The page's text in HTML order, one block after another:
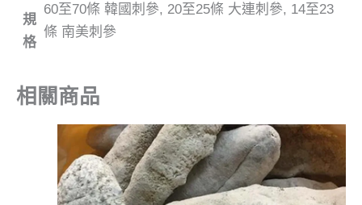
規
格
60至70條 韓國刺參, 20至25條 大連刺參, 14至23
條 南美刺參
相關商品